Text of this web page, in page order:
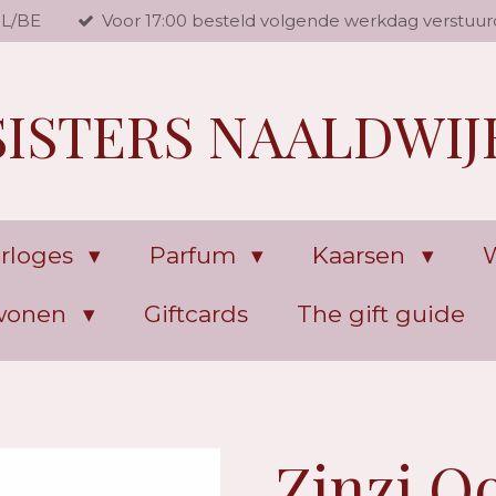
BE Voor 17:00 besteld volgende werkdag
Parfum Kaarsen
Giftcards The gift guide